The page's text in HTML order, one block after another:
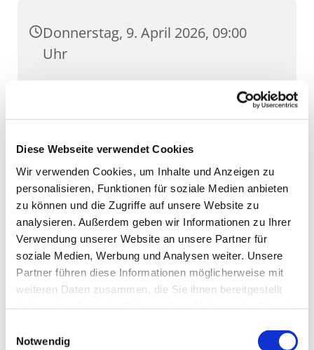
Diese Webseite verwendet Cookies
Wir verwenden Cookies, um Inhalte und Anzeigen zu
personalisieren, Funktionen für soziale Medien anbieten
zu können und die Zugriffe auf unsere Website zu
analysieren. Außerdem geben wir Informationen zu Ihrer
Verwendung unserer Website an unsere Partner für
soziale Medien, Werbung und Analysen weiter. Unsere
Partner führen diese Informationen möglicherweise mit
weiteren Daten zusammen, die Sie ihnen bereitgestellt
Notwendig
Donnerstag, 9. April 2026, 09:00
Uhr
Crucis Kirche, Klostergang 3, 99084